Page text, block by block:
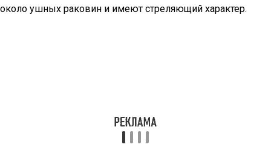
около ушных раковин и имеют стреляющий характер.